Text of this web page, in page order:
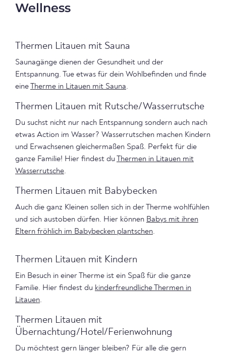
Wellness
Thermen Litauen mit Sauna
Saunagänge dienen der Gesundheit und der
Entspannung. Tue etwas für dein Wohlbefinden und finde
eine
Therme in Litauen mit Sauna.
Thermen Litauen mit Rutsche/Wasserrutsche
Du suchst nicht nur nach Entspannung sondern auch nach
etwas Action im Wasser? Wasserrutschen machen Kindern
und Erwachsenen gleichermaßen Spaß. Perfekt für die
ganze Familie! Hier findest du
Thermen in Litauen mit
Wasserrutsche.
Thermen Litauen mit Babybecken
Auch die ganz Kleinen sollen sich in der Therme wohlfühlen
und sich austoben dürfen. Hier können Babys mit ihren
Eltern fröhlich im Babybecken plantschen.
Thermen Litauen mit Kindern
Ein Besuch in einer Therme ist ein Spaß für die ganze
Familie. Hier findest du kinderfreundliche Thermen in
Litauen.
Thermen Litauen mit
Übernachtung/Hotel/Ferienwohnung
Du möchtest gern länger bleiben? Für alle die gern